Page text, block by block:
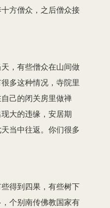
方僧众，之后僧众接
，有些僧众在山间做
多这种情况，寺院里
己的闭关房里做禅
大的违缘，安居期
当中往返。你们很多
得到四果，有些树下
个别南传佛教国家有